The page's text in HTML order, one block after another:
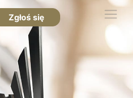
Zgłoś się